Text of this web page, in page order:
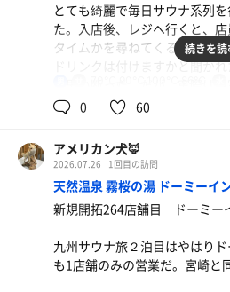
この施設で1200円って破格す
とても綺麗で毎日サウナ系列
た。入店後、レジへ行くと、
タイムかを尋ねてくる。今回
ドリンクは付けますかと聞か
てきた皆さん、飲み物頼み忘れ
浴室内は全体的に暗い雰囲気の
だ。1階は会話OKの空間で2階
になっている。若い3人組の男
ったが、2階では静かでとても
の静寂は守っていきたい様子
サウナ①CABIN
メインのサウナ室。収容人数
続きを読
0 60
アメリカン犬🦊
2026.07.26 1回目の訪問
天然温泉 霧桜の湯 ドーミーイ
新規開拓264店舗目 ドーミー
九州サウナ旅２泊目はやはり
も1店舗のみの営業だ。宮崎と